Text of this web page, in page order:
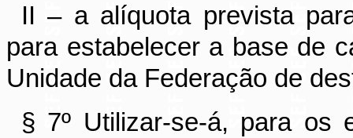
II – a alíquota prevista
para estabelecer a base de
Unidade da Federação de
§ 7º Utilizar-se-á, para